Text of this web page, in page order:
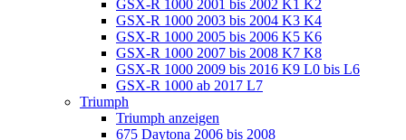
GSX-R 1000 2001 bis 2002 K1 K2
GSX-R 1000 2003 bis 2004 K3 K4
GSX-R 1000 2005 bis 2006 K5 K6
GSX-R 1000 2007 bis 2008 K7 K8
GSX-R 1000 2009 bis 2016 K9 L0 bis L6
GSX-R 1000 ab 2017 L7
Triumph
Triumph anzeigen
675 Daytona 2006 bis 2008